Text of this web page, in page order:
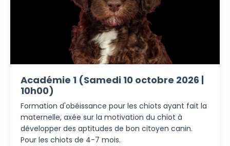
Académie 1 (Samedi 10 octobre 2026 |
10h00)
Formation d'obéissance pour les chiots ayant fait la
maternelle, axée sur la motivation du chiot à
développer des aptitudes de bon citoyen canin.
Pour les chiots de 4-7 mois.